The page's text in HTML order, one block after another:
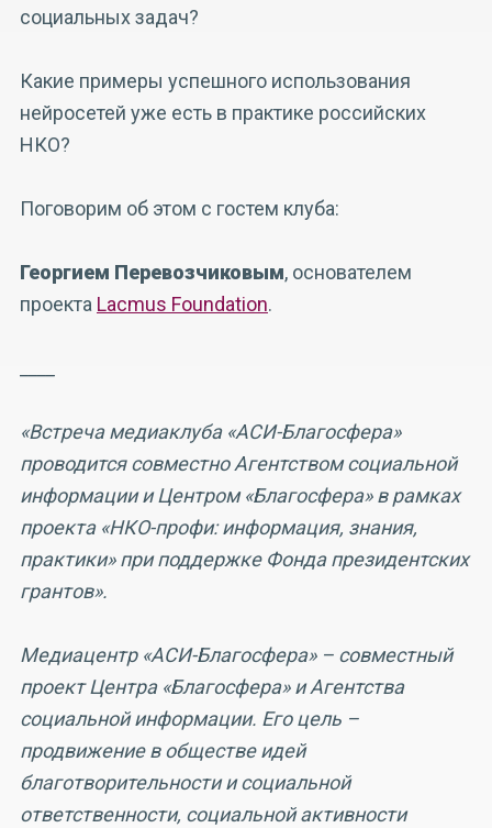
социальных задач?
Какие примеры успешного использования
нейросетей уже есть в практике российских
НКО?
Поговорим об этом с гостем клуба:
Георгием Перевозчиковым, основателем
проекта Lacmus Foundation.
«Встреча медиаклуба «АСИ-Благосфера»
проводится совместно Агентством социальной
информации и Центром «Благосфера» в рамках
проекта «НКО-профи: информация, знания,
практики» при поддержке Фонда президентских
грантов».
Медиацентр «АСИ-Благосфера» – совместный
проект Центра «Благосфера» и Агентства
социальной информации. Его цель –
продвижение в обществе идей
благотворительности и социальной
ответственности, социальной активности